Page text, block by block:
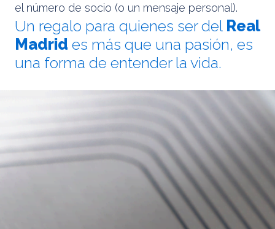
el número de socio (o un mensaje personal).
Un regalo para quienes ser del Real
Madrid es más que una pasión, es
una forma de entender la vida.